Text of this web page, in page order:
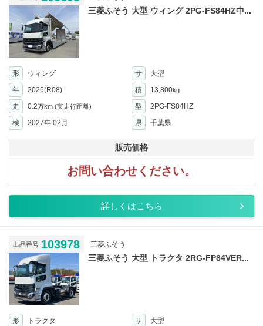
三菱ふそう 大型 ウィング 2PG-FS84HZ中...
形 ウィング サ
大型
年
2026(R08) 積 13,800kg
走 0.2万km (実走行距離) 型
2PG-FS84HZ
検
2027年 02月 県 千葉県
販売価格
お問い合わせください。
詳しくはこちら
出品番号 103978 三菱ふそう
三菱ふそう 大型 トラクタ 2RG-FP84VER...
形 トラクタ サ
大型